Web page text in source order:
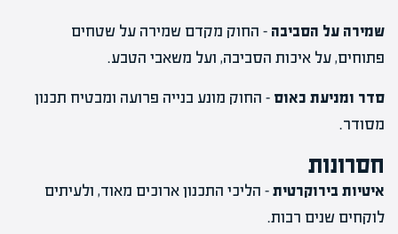
שמירה על הסביבה – החוק מקדם שמירה על שטחים
פתוחים, על איכות הסביבה, ועל משאבי הטבע.
סדר ומניעת כאוס – החוק מונע בנייה פרועה ומבטיח תכנון
מסודר.
חסרונות
איטיות בירוקרטית– הליכי התכנון ארוכים מאוד, ולעיתים
לוקחים שנים רבות.